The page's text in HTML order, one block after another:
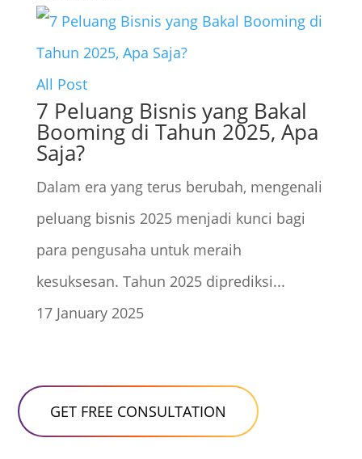
All Post
7 Peluang Bisnis yang Bakal
Booming di Tahun 2025, Apa
Saja?
Dalam era yang terus berubah, mengenali
peluang bisnis 2025 menjadi kunci bagi
para pengusaha untuk meraih
kesuksesan. Tahun 2025 diprediksi...
17 January 2025